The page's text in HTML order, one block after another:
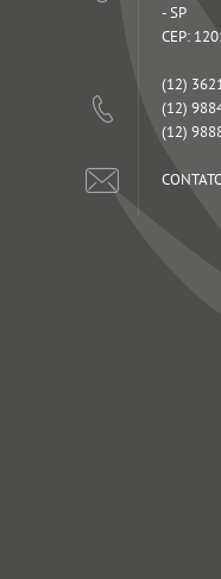
-SP
CEP:
(12)
(12)
(12)